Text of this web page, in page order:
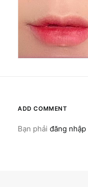
ADD COMMENT
Bạn phải đăng nhập